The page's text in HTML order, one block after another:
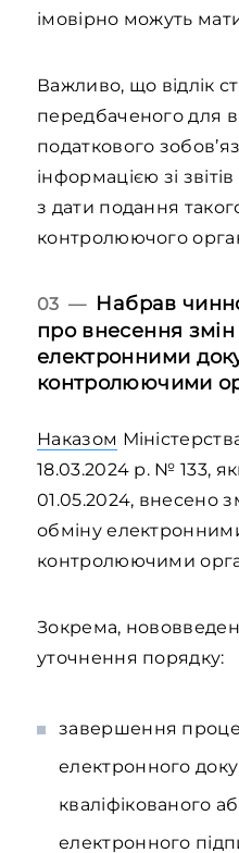
імовірно можуть
Важливо, що відлік
передбаченого для
податкового
інформацією зі
з дати подання
контролюючого
03 — Набрав
про внесення
електронними
контролюючими
Наказом
18.03.2024 р. № 133,
01.05.2024, внесено
обміну
контролюючими
Зокрема,
уточнення порядку:
завершення
електронного
кваліфікованого
електронного